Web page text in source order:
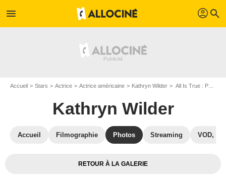
menu profil search
Accueil Stars Actrice Actrice américaine Kathryn Wilder All Is True : Photo Kathryn Wilder
Kathryn Wilder
Accueil Filmographie Photos Streaming VOD,
RETOUR À LA GALERIE